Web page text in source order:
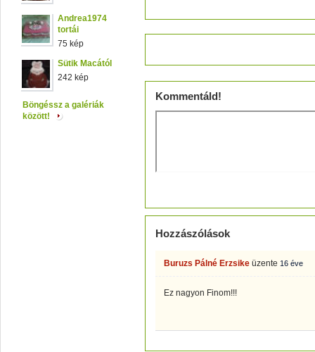
Andrea1974
tortái
75 kép
Sütik Macától
242 kép
Böngéssz a galériák
között!
Kommentáld!
Hozzászólások
Buruzs Pálné Erzsike üzente 16 éve
Ez nagyon Finom!!!